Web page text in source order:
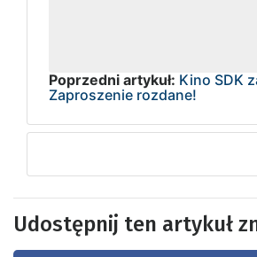
Poprzedni artykuł: Kino SDK
Zaproszenie rozdane!
Udostępnij ten artykuł